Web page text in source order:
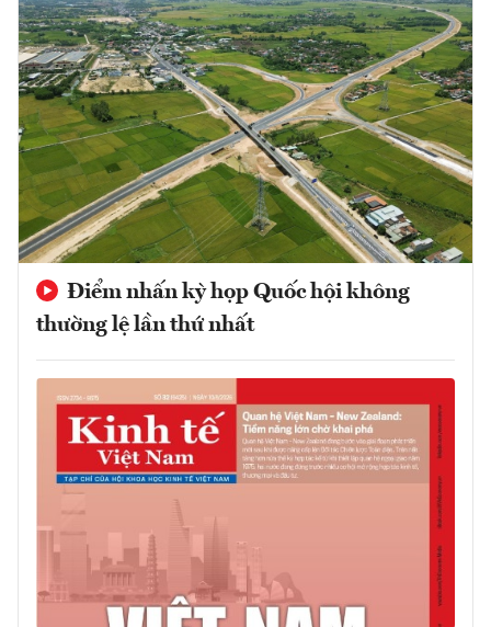
Điểm nhấn kỳ họp Quốc hội không
thường lệ lần thứ nhất